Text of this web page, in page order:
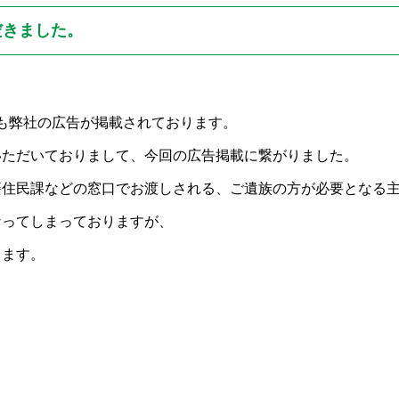
ました。
社の広告が掲載されております。
だいておりまして、今回の広告掲載に繋がりました。
民課などの窓口でお渡しされる、ご遺族の方が必要となる
てしまっておりますが、
す。